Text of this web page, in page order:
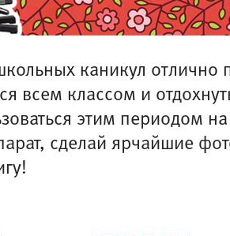
каникул отлично
всем классом и
этим периодом
сделай ярчайшие